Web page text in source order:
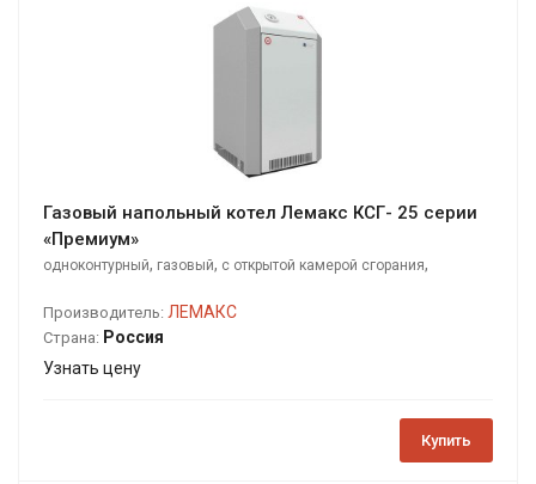
Газовый напольный котел Лемакс КСГ- 25 серии
«Премиум»
одноконтурный, газовый, с открытой камерой сгорания,
Производитель: ЛЕМАКС
Страна: Россия
Узнать цену
Купить